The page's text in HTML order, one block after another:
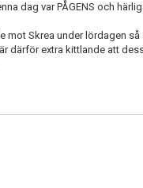
dag var PÅGENS och
mot Skrea under lördagen
därför extra kittlande att